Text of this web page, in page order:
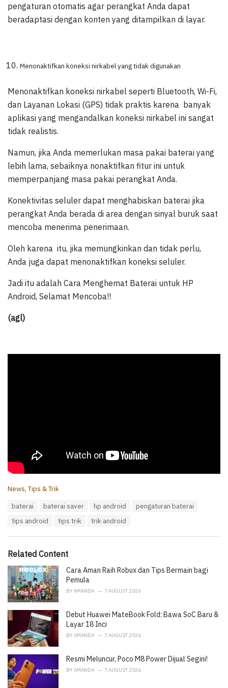
pengaturan otomatis agar perangkat Anda dapat
beradaptasi dengan konten yang ditampilkan di layar.
Menonaktifkan koneksi nirkabel yang tidak digunakan
Menonaktifkan koneksi nirkabel seperti Bluetooth, Wi-Fi,
dan Layanan Lokasi (GPS) tidak praktis karena banyak
aplikasi yang mengandalkan koneksi nirkabel ini sangat
tidak realistis.
Namun, jika Anda memerlukan masa pakai baterai yang
lebih lama, sebaiknya nonaktifkan fitur ini untuk
memperpanjang masa pakai perangkat Anda.
Konektivitas seluler dapat menghabiskan baterai jika
perangkat Anda berada di area dengan sinyal buruk saat
mencoba menerima penerimaan.
Oleh karena itu, jika memungkinkan dan tidak perlu,
Anda juga dapat menonaktifkan koneksi seluler.
Jadi itu adalah Cara Menghemat Baterai untuk HP
Android, Selamat Mencoba!!
(agl)
C
i
s
:
News,Tips & Trik
baterai baterai saver hp android
pengaturan baterai
tips android
tips trik trik android
Related Content
Cara Aman Raih Robux dan Tips Bermain bagi
Pemula
BY AMANDA 7 AUGUST 2026
Debut Huawei MateBook Fold: Bawa SoC Baru &
Layar 18 Inci
BY AMANDA 7 AUGUST 2026
Resmi Meluncur, Poco M8 Power Dijual Segini!
BY AMANDA 7 AUGUST 2026